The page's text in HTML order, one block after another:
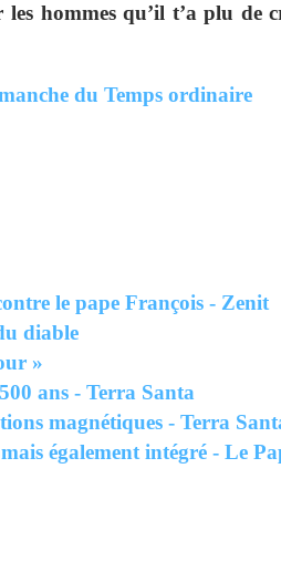
hommes qu’il t’a plu de
du Temps ordinaire
le pape François - Zenit
diable
»
ans - Terra Santa
magnétiques - Terra
également intégré - Le